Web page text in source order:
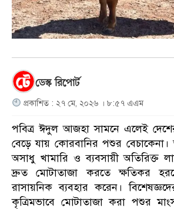
ডেস্ক রিপোর্ট
প্রকাশিত : ২৭ মে, ২০২৬ । ৮:৫৭ এএম
পবিত্র ঈদুল আজহা সামনে এলেই
বেড়ে যায় কোরবানির পশুর
অসাধু খামারি ও ব্যবসায়ী অতিরিক্ত
দ্রুত মোটাতাজা করতে ক্ষতিকর
রাসায়নিক ব্যবহার করেন।
কৃত্রিমভাবে মোটাতাজা করা পশুর